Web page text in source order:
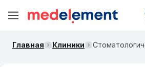
Главная Клиники